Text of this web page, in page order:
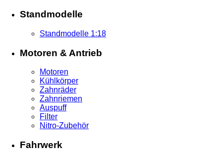
Standmodelle
Standmodelle 1:18
Motoren & Antrieb
Motoren
Kühlkörper
Zahnräder
Zahnriemen
Auspuff
Filter
Nitro-Zubehör
Fahrwerk